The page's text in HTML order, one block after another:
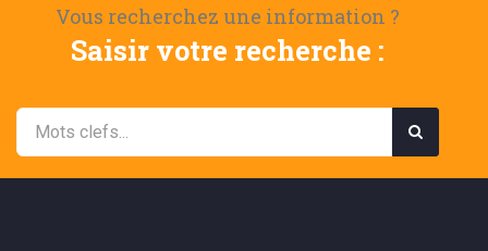
Vous recherchez une information ?
Saisir votre recherche :